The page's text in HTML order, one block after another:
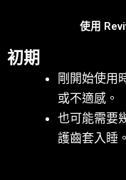
使用
初期
剛開始使用
或不適感。
也可能需要
護齒套入睡。